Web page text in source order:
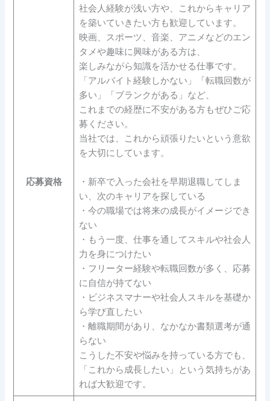
応募資格
社会人経験が浅い方や、これからキャリア
を築いていきたい方も歓迎しています。
映画、スポーツ、音楽、アニメなどのエン
タメや趣味に興味がある方は、
楽しみながら知識を活かせる仕事です。
「アルバイト経験しかない」「転職回数が
多い」「ブランクがある」など、
これまでの経歴に不安がある方もぜひご応
募ください。
当社では、これから頑張りたいという意欲
を大切にしています。
・新卒で入った会社を早期退職してしま
い、次のキャリアを探している
・今の職場では将来の成長がイメージでき
ない
・もう一度、仕事を通してスキルや社会人
力を身につけたい
・フリーター経験や転職回数が多く、応募
に自信が持てない
・ビジネスマナーや社会人スキルを基礎か
ら学び直したい
・離職期間があり、なかなか書類選考が通
らない
こうした不安や悩みを持っている方でも、
「これから成長したい」という気持ちがあ
れば大歓迎です。